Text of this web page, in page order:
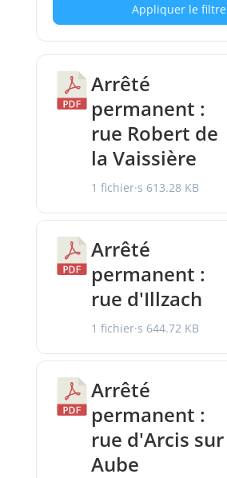
Appliquer le filtre
Arrêté
permanent :
rue Robert de
la Vaissière
1 fichier·s 613.28 KB
Arrêté
permanent :
rue d'Illzach
1 fichier·s 644.72 KB
Arrêté
permanent :
rue d'Arcis sur
Aube